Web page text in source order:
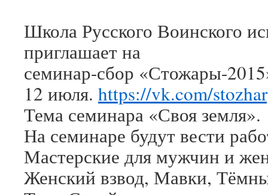
Школа Русского Воинского
приглашает на
семинар-сбор «Стожары-
12 июля. https://vk.com/
Тема семинара «Своя земля».
На семинаре будут вести
Мастерские для мужчин и
Женский взвод, Мавки,